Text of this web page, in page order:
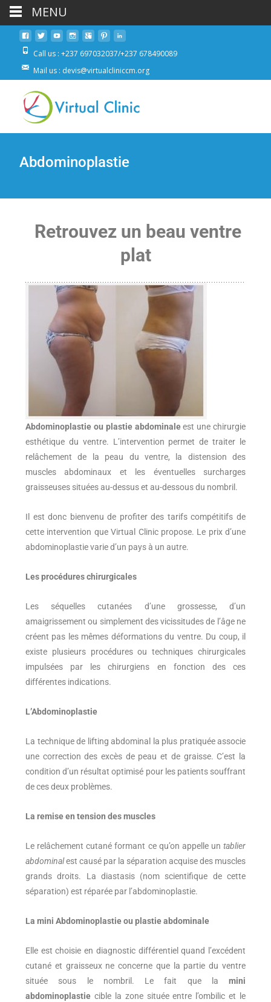
Call us : +237 697032037/+237 678490089
Mail us : devis@virtualcliniccm.org
Abdominoplastie
Retrouvez un beau ventre
plat
Abdominoplastie ou plastie abdominaleest une chirurgie
esthétique du ventre. L’intervention permet de traiter le
relâchement de la peau du ventre, la distension des
muscles abdominaux et les éventuelles surcharges
graisseuses situées au-dessus et au-dessous du nombril.
Il est donc bienvenu de profiter des tarifs compétitifs de
cette intervention que Virtual Clinic propose. Le prix d’une
abdominoplastie varie d’un pays à un autre.
Les procédures chirurgicales
Les séquelles cutanées d’une grossesse, d’un
amaigrissement ou simplement des vicissitudes de l’âge ne
créent pas les mêmes déformations du ventre. Du coup, il
existe plusieurs procédures ou techniques chirurgicales
impulsées par les chirurgiens en fonction des ces
différentes indications.
L’Abdominoplastie
La technique de lifting abdominal la plus pratiquée associe
une correction des excès de peau et de graisse. C’est la
condition d’un résultat optimisé pour les patients souffrant
de ces deux problèmes.
La remise en tension des muscles
Le relâchement cutané formant ce qu’on appelle un tablier
abdominalest causé par la séparation acquise des muscles
grands droits. La diastasis (nom scientifique de cette
séparation) est réparée par l’abdominoplastie.
La mini Abdominoplastie ou plastie abdominale
Elle est choisie en diagnostic différentiel quand l’excédent
cutané et graisseux ne concerne que la partie du ventre
située sous le nombril. Le fait que la mini
abdominoplastie cible la zone située entre l’ombilic et le
MENU